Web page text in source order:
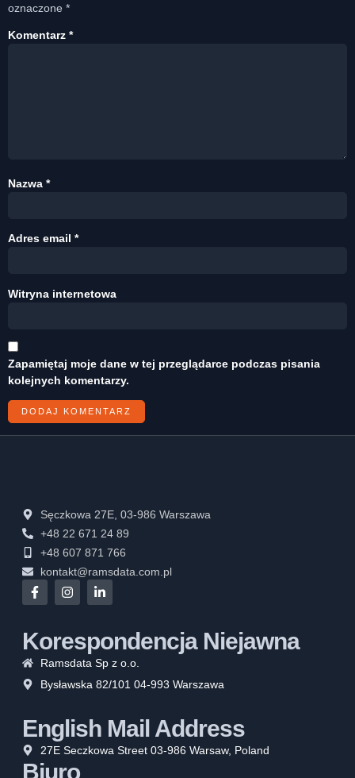
oznaczone *
Komentarz *
Nazwa *
Adres email *
Witryna internetowa
Zapamiętaj moje dane w tej przeglądarce podczas pisania
kolejnych komentarzy.
Sęczkowa 27E, 03-986 Warszawa
+48 22 671 24 89
+48 607 871 766
kontakt@ramsdata.com.pl
Korespondencja Niejawna
Ramsdata Sp z o.o.
Bysławska 82/101 04-993 Warszawa
English Mail Address
27E Seczkowa Street 03-986 Warsaw, Poland
Biuro